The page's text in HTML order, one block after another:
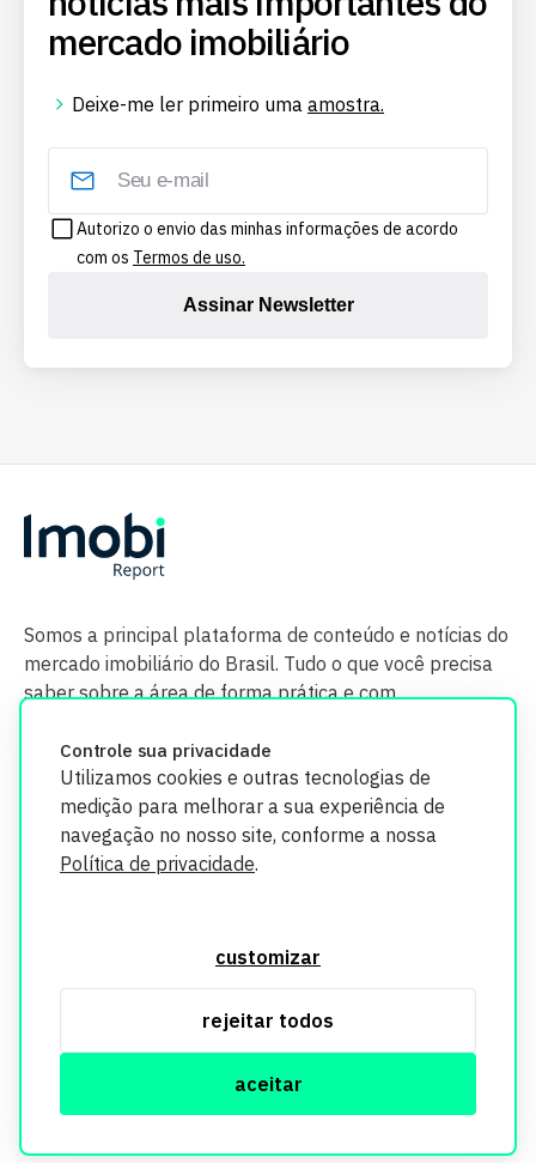
Controle sua privacidade
Utilizamos cookies e outras tecnologias de
medição para melhorar a sua experiência de
navegação no nosso site, conforme a nossa
Política de privacidade.
customizar
rejeitar todos
aceitar
mercado imobiliário
Deixe-me ler primeiro uma amostra.
Autorizo o envio das minhas informações de acordo
com os Termos de uso.
Assinar Newsletter
Somos a principal plataforma de conteúdo e notícias do
mercado imobiliário do Brasil. Tudo o que você precisa
saber sobre a área de forma prática e com
segurança. Todos os dados coletados em nosso site são
utilizados exclusivamente para fins de aprimoramento de
informações, consulte nossa Política de Privacidade.
© Copyright Imobi Report. Todos os direitos reservados.
Política de privacidade
mobister